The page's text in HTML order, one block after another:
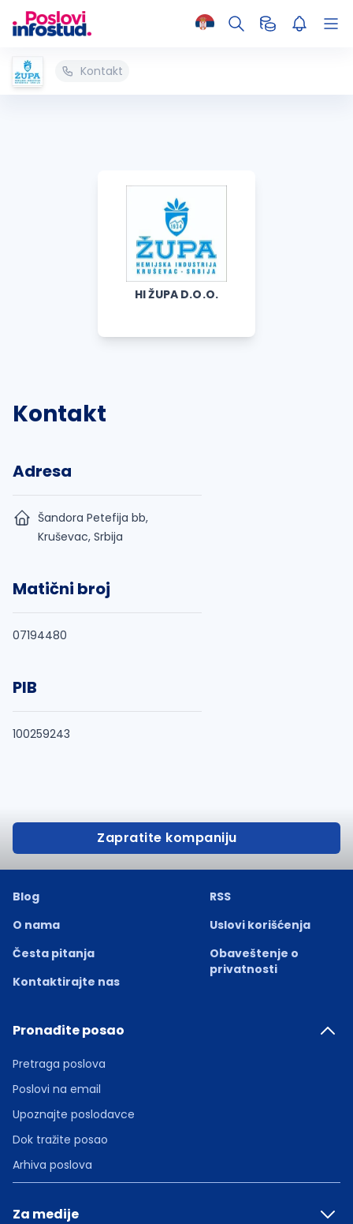
Kontakt
HI ŽUPA D.O.O.
Kontakt
Adresa
Šandora Petefija bb,
Kruševac, Srbija
Matični broj
07194480
PIB
100259243
Zapratite kompaniju
Blog
O nama
Česta pitanja
Kontaktirajte nas
RSS
Uslovi korišćenja
Obaveštenje o
privatnosti
Pronađite posao
Pretraga poslova
Poslovi na email
Upoznajte poslodavce
Dok tražite posao
Arhiva poslova
Za medije